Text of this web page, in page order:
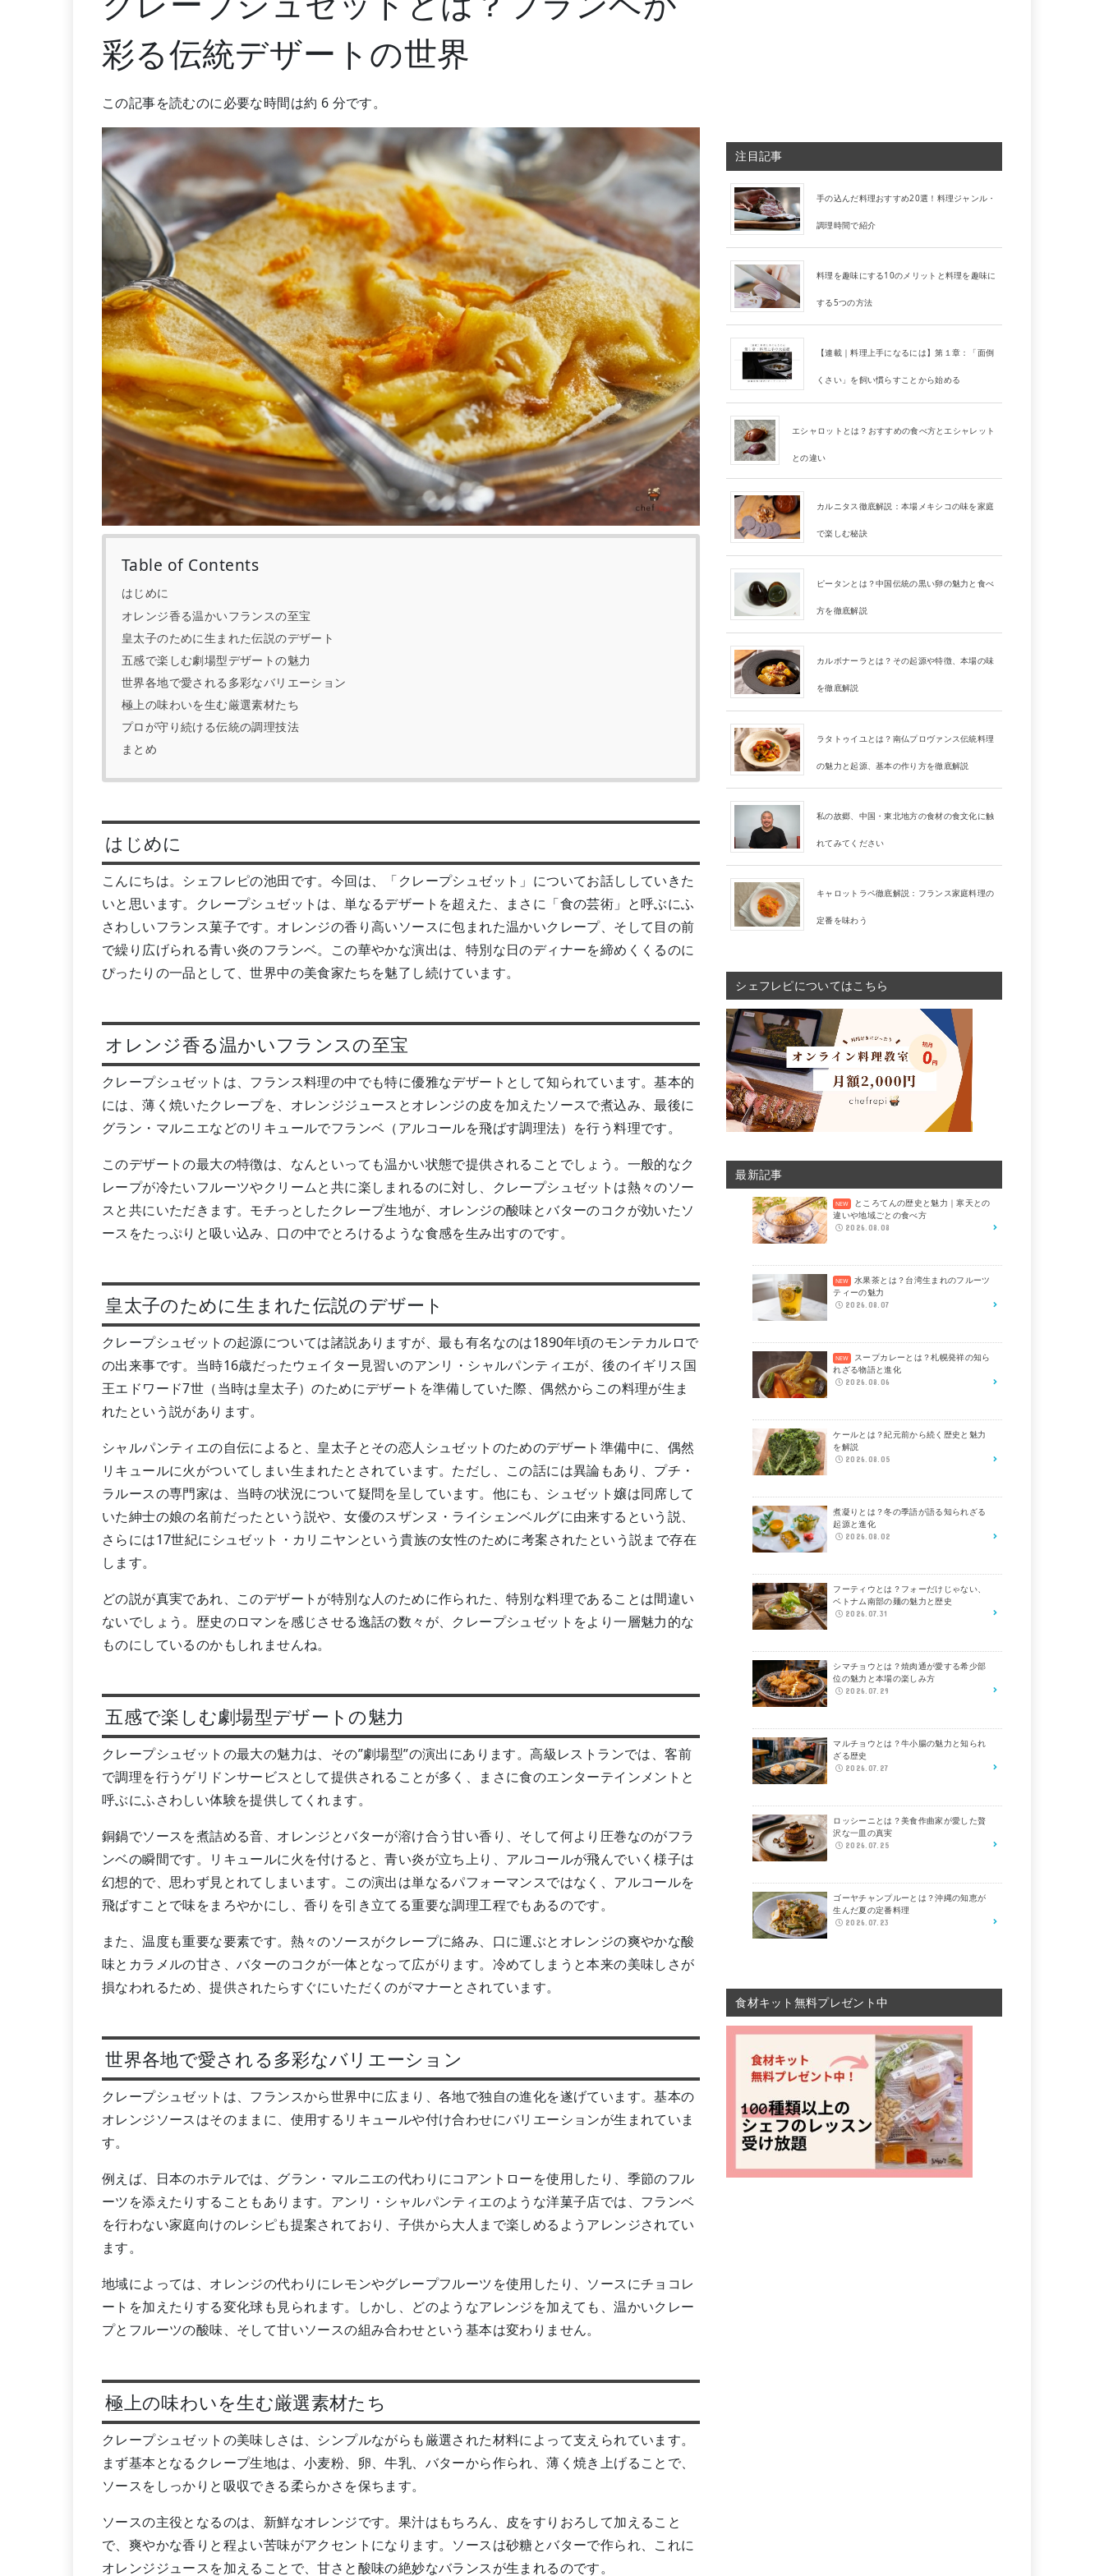
彩る伝統デザートの世界
この記事を読むのに必要な時間は約 6 分です。
Table of Contents
はじめに
オレンジ香る温かいフランスの至宝
皇太子のために生まれた伝説のデザート
五感で楽しむ劇場型デザートの魅力
世界各地で愛される多彩なバリエーション
極上の味わいを生む厳選素材たち
プロが守り続ける伝統の調理技法
まとめ
はじめに
こんにちは。シェフレピの池田です。今回は、「クレープシュゼット」についてお話ししていきた
いと思います。クレープシュゼットは、単なるデザートを超えた、まさに「食の芸術」と呼ぶにふ
さわしいフランス菓子です。オレンジの香り高いソースに包まれた温かいクレープ、そして目の前
で繰り広げられる青い炎のフランベ。この華やかな演出は、特別な日のディナーを締めくくるのに
ぴったりの一品として、世界中の美食家たちを魅了し続けています。
オレンジ香る温かいフランスの至宝
クレープシュゼットは、フランス料理の中でも特に優雅なデザートとして知られています。基本的
には、薄く焼いたクレープを、オレンジジュースとオレンジの皮を加えたソースで煮込み、最後に
グラン・マルニエなどのリキュールでフランベ（アルコールを飛ばす調理法）を行う料理です。
このデザートの最大の特徴は、なんといっても温かい状態で提供されることでしょう。一般的なク
レープが冷たいフルーツやクリームと共に楽しまれるのに対し、クレープシュゼットは熱々のソー
スと共にいただきます。モチっとしたクレープ生地が、オレンジの酸味とバターのコクが効いたソ
ースをたっぷりと吸い込み、口の中でとろけるような食感を生み出すのです。
皇太子のために生まれた伝説のデザート
クレープシュゼットの起源については諸説ありますが、最も有名なのは1890年頃のモンテカルロで
の出来事です。当時16歳だったウェイター見習いのアンリ・シャルパンティエが、後のイギリス国
王エドワード7世（当時は皇太子）のためにデザートを準備していた際、偶然からこの料理が生ま
れたという説があります。
シャルパンティエの自伝によると、皇太子とその恋人シュゼットのためのデザート準備中に、偶然
リキュールに火がついてしまい生まれたとされています。ただし、この話には異論もあり、プチ・
ラルースの専門家は、当時の状況について疑問を呈しています。他にも、シュゼット嬢は同席して
いた紳士の娘の名前だったという説や、女優のスザンヌ・ライシェンベルグに由来するという説、
さらには17世紀にシュゼット・カリニヤンという貴族の女性のために考案されたという説まで存在
します。
どの説が真実であれ、このデザートが特別な人のために作られた、特別な料理であることは間違い
ないでしょう。歴史のロマンを感じさせる逸話の数々が、クレープシュゼットをより一層魅力的な
ものにしているのかもしれませんね。
五感で楽しむ劇場型デザートの魅力
クレープシュゼットの最大の魅力は、その”劇場型”の演出にあります。高級レストランでは、客前
で調理を行うゲリドンサービスとして提供されることが多く、まさに食のエンターテインメントと
呼ぶにふさわしい体験を提供してくれます。
銅鍋でソースを煮詰める音、オレンジとバターが溶け合う甘い香り、そして何より圧巻なのがフラ
ンベの瞬間です。リキュールに火を付けると、青い炎が立ち上り、アルコールが飛んでいく様子は
幻想的で、思わず見とれてしまいます。この演出は単なるパフォーマンスではなく、アルコールを
飛ばすことで味をまろやかにし、香りを引き立てる重要な調理工程でもあるのです。
また、温度も重要な要素です。熱々のソースがクレープに絡み、口に運ぶとオレンジの爽やかな酸
味とカラメルの甘さ、バターのコクが一体となって広がります。冷めてしまうと本来の美味しさが
損なわれるため、提供されたらすぐにいただくのがマナーとされています。
世界各地で愛される多彩なバリエーション
クレープシュゼットは、フランスから世界中に広まり、各地で独自の進化を遂げています。基本の
オレンジソースはそのままに、使用するリキュールや付け合わせにバリエーションが生まれていま
す。
例えば、日本のホテルでは、グラン・マルニエの代わりにコアントローを使用したり、季節のフル
ーツを添えたりすることもあります。アンリ・シャルパンティエのような洋菓子店では、フランベ
を行わない家庭向けのレシピも提案されており、子供から大人まで楽しめるようアレンジされてい
ます。
地域によっては、オレンジの代わりにレモンやグレープフルーツを使用したり、ソースにチョコレ
ートを加えたりする変化球も見られます。しかし、どのようなアレンジを加えても、温かいクレー
プとフルーツの酸味、そして甘いソースの組み合わせという基本は変わりません。
極上の味わいを生む厳選素材たち
クレープシュゼットの美味しさは、シンプルながらも厳選された材料によって支えられています。
まず基本となるクレープ生地は、小麦粉、卵、牛乳、バターから作られ、薄く焼き上げることで、
ソースをしっかりと吸収できる柔らかさを保ちます。
ソースの主役となるのは、新鮮なオレンジです。果汁はもちろん、皮をすりおろして加えること
で、爽やかな香りと程よい苦味がアクセントになります。ソースは砂糖とバターで作られ、これに
オレンジジュースを加えることで、甘さと酸味の絶妙なバランスが生まれるのです。
注目記事
手の込んだ料理おすすめ20選！料理ジャンル・
調理時間で紹介
料理を趣味にする10のメリットと料理を趣味に
する5つの方法
【連載｜料理上手になるには】第１章：「面倒
くさい」を飼い慣らすことから始める
エシャロットとは？おすすめの食べ方とエシャレット
との違い
カルニタス徹底解説：本場メキシコの味を家庭
で楽しむ秘訣
ピータンとは？中国伝統の黒い卵の魅力と食べ
方を徹底解説
カルボナーラとは？その起源や特徴、本場の味
を徹底解説
ラタトゥイユとは？南仏プロヴァンス伝統料理
の魅力と起源、基本の作り方を徹底解説
私の故郷、中国・東北地方の食材の食文化に触
れてみてください
キャロットラペ徹底解説：フランス家庭料理の
定番を味わう
シェフレピについてはこちら
最新記事
ところてんの歴史と魅力｜寒天との
違いや地域ごとの食べ方
2026.08.08
水果茶とは？台湾生まれのフルーツ
ティーの魅力
2026.08.07
スープカレーとは？札幌発祥の知ら
れざる物語と進化
2026.08.06
ケールとは？紀元前から続く歴史と魅力
を解説
2026.08.05
煮凝りとは？冬の季語が語る知られざる
起源と進化
2026.08.02
フーティウとは？フォーだけじゃない、
ベトナム南部の麺の魅力と歴史
2026.07.31
シマチョウとは？焼肉通が愛する希少部
位の魅力と本場の楽しみ方
2026.07.29
マルチョウとは？牛小腸の魅力と知られ
ざる歴史
2026.07.27
ロッシーニとは？美食作曲家が愛した贅
沢な一皿の真実
2026.07.25
ゴーヤチャンプルーとは？沖縄の知恵が
生んだ夏の定番料理
2026.07.23
食材キット無料プレゼント中